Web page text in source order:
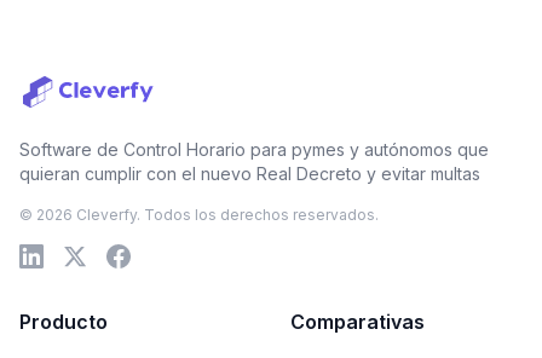
Software de Control Horario para pymes y autónomos que
quieran cumplir con el nuevo Real Decreto y evitar multas
© 2026 Cleverfy. Todos los derechos reservados.
Producto Comparativas